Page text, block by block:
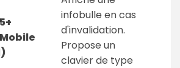
infobulle en cas
d'invalidation.
Propose un
clavier de type